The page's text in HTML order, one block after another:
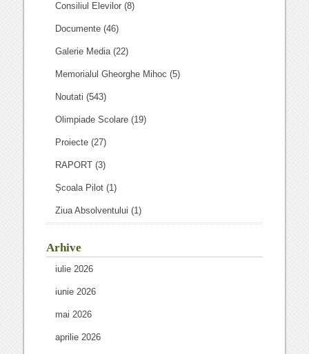
Consiliul Elevilor (8)
Documente (46)
Galerie Media(22)
Memorialul Gheorghe Mihoc (5)
Noutati (543)
Olimpiade Scolare (19)
Proiecte (27)
RAPORT (3)
Școala Pilot (1)
Ziua Absolventului (1)
Arhive
iulie 2026
iunie 2026
mai 2026
aprilie 2026